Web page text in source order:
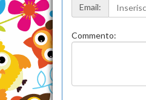
Email:
Commento: